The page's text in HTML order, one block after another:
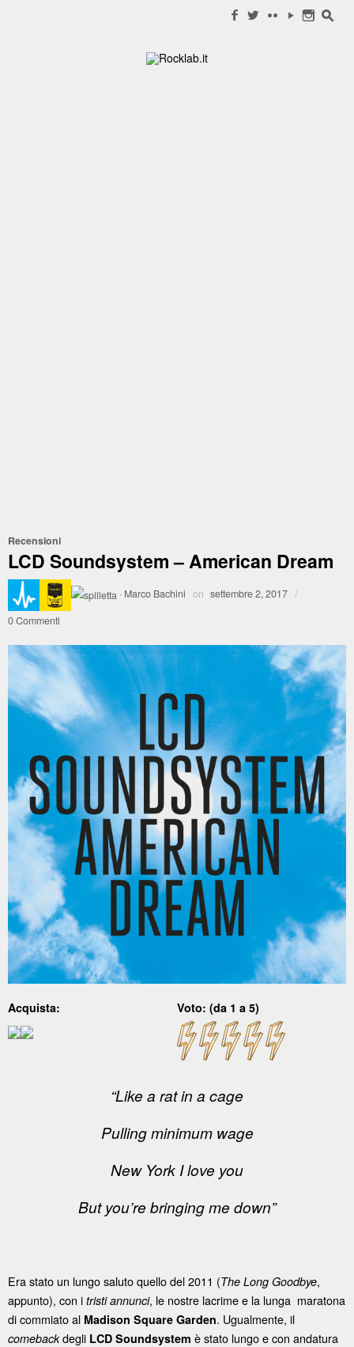
f w c y n s
Recensioni
LCD Soundsystem – American Dream
· Marco Bachini on settembre 2, 2017 /
0 Commenti
Acquista: Voto: (da 1 a 5)
“Like a rat in a cage
Pulling minimum wage
New York I love you
But you’re bringing me down”
Era stato un lungo saluto quello del 2011 (The Long Goodbye,
appunto), con i tristi annunci, le nostre lacrime e la lunga maratona
di commiato al Madison Square Garden. Ugualmente, il
comebackdegli LCD Soundsystem è stato lungo e con andatura